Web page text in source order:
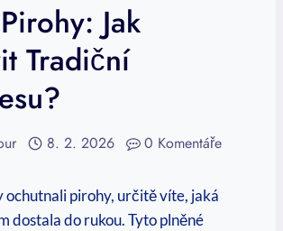
Jak
Tradiční
8. 2. 2026 0 Komentáře
ochutnali pirohy, určitě víte, jaká
dostala do rukou. Tyto plněné